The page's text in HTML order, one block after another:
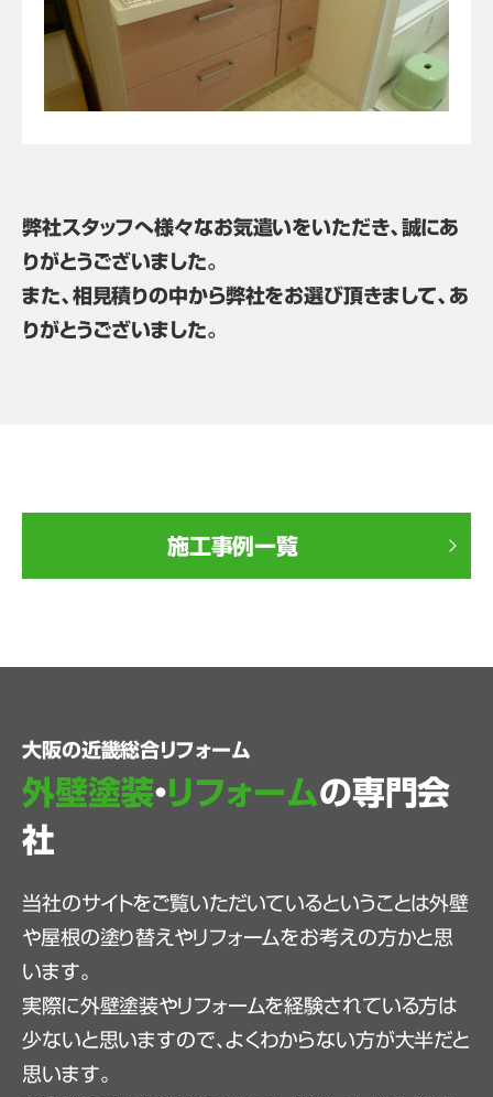
弊社スタッフへ様々なお気遣いをいただき、誠にあ
りがとうございました。
また、相見積りの中から弊社をお選び頂きまして、あ
りがとうございました。
施工事例一覧
大阪の近畿総合リフォーム
外壁塗装・リフォームの専門会
社
当社のサイトをご覧いただいているということは外壁
や屋根の塗り替えやリフォームをお考えの方かと思
います。
実際に外壁塗装やリフォームを経験されている方は
少ないと思いますので、よくわからない方が大半だと
思います。